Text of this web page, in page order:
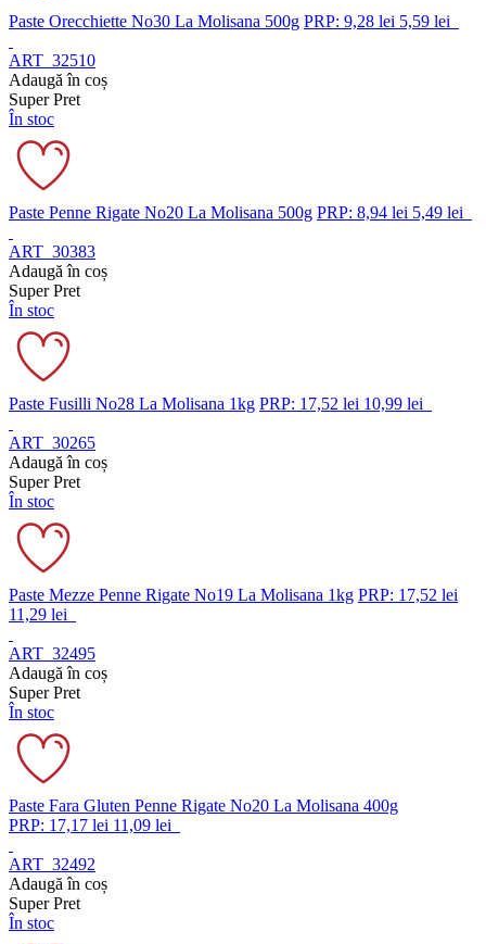
Paste Orecchiette No30 La Molisana 500g PRP: 9,28 lei 5,59 lei
ART_32510
Adaugă în coș
Super Pret
În stoc
Paste Penne Rigate No20 La Molisana 500g PRP: 8,94 lei 5,49 lei
ART_30383
Adaugă în coș
Super Pret
În stoc
Paste Fusilli No28 La Molisana 1kg PRP: 17,52 lei 10,99 lei
ART_30265
Adaugă în coș
Super Pret
În stoc
Paste Mezze Penne Rigate No19 La Molisana 1kg PRP: 17,52 lei
11,29 lei
ART_32495
Adaugă în coș
Super Pret
În stoc
Paste Fara Gluten Penne Rigate No20 La Molisana 400g
PRP: 17,17 lei 11,09 lei
ART_32492
Adaugă în coș
Super Pret
În stoc